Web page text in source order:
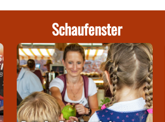
Schaufenster